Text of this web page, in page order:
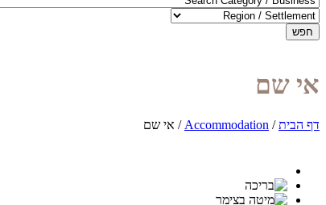
חפש
אי שם
דף הבית/
Accommodation
/ אי שם